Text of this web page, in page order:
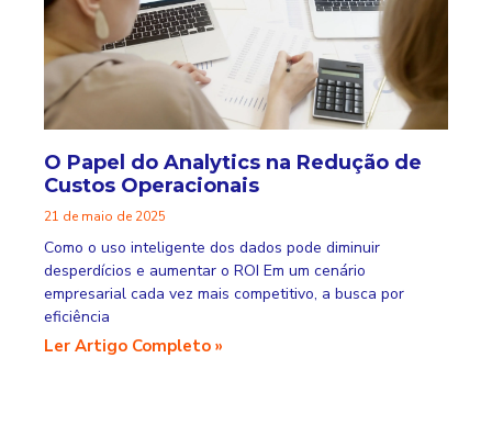
O Papel do Analytics na Redução de
Custos Operacionais
21 de maio de 2025
Como o uso inteligente dos dados pode diminuir
desperdícios e aumentar o ROI Em um cenário
empresarial cada vez mais competitivo, a busca por
eficiência
Ler Artigo Completo »